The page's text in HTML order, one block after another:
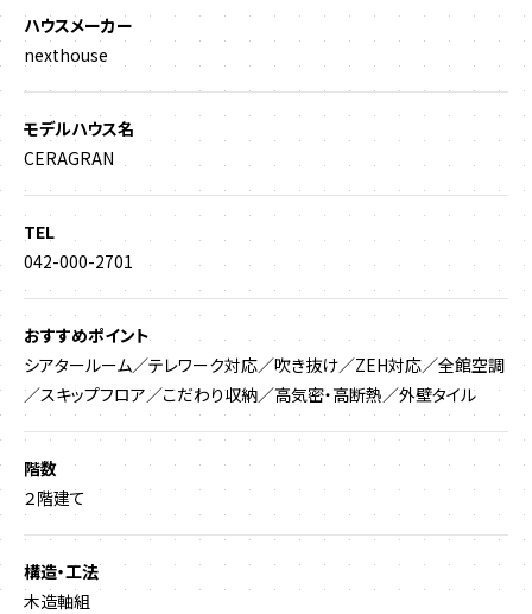
ハウスメーカー
nexthouse
モデルハウス名
CERAGRAN
TEL
042-000-2701
おすすめポイント
シアタールーム／テレワーク対応／吹き抜け／ZEH対応／全館空調
／スキップフロア／こだわり収納／高気密・高断熱／外壁タイル
階数
２階建て
構造・工法
木造軸組